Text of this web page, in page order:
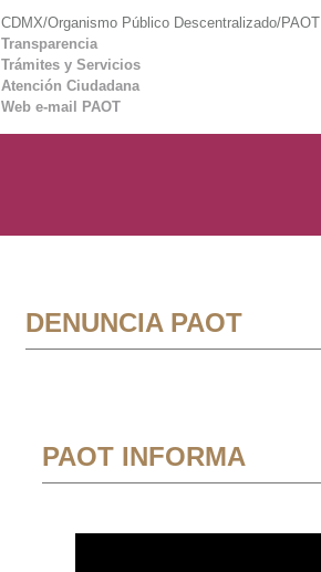
CDMX/Organismo Público Descentralizado/PAOT
Transparencia
Trámites y Servicios
Atención Ciudadana
Web e-mail PAOT
DENUNCIA PAOT
PAOT INFORMA